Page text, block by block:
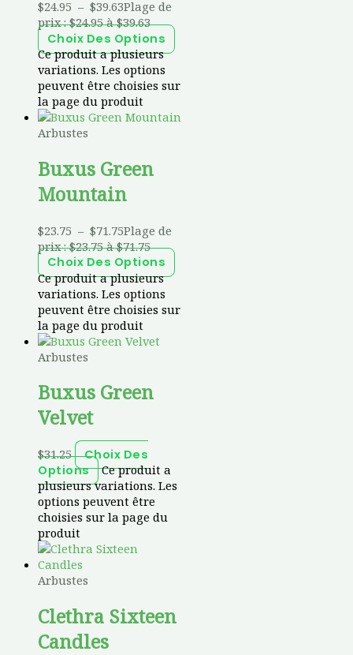
$24.95 – $39.63Plage de
prix : $24.95 à $39.63
Choix Des Options
Ce produit a plusieurs
variations. Les options
peuvent être choisies sur
la page du produit
Arbustes
Buxus Green
Mountain
$23.75 – $71.75Plage de
prix : $23.75 à $71.75
Choix Des Options
Ce produit a plusieurs
variations. Les options
peuvent être choisies sur
la page du produit
Arbustes
Buxus Green
Velvet
$31.25
Choix Des
Options
Ce produit a
plusieurs variations. Les
options peuvent être
choisies sur la page du
produit
Arbustes
Clethra Sixteen
Candles